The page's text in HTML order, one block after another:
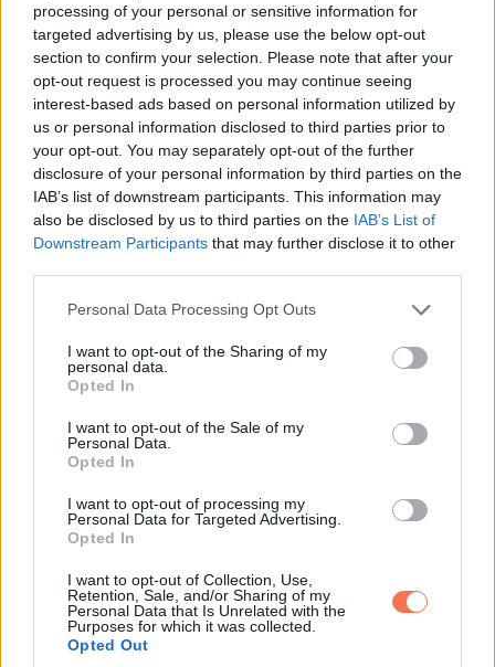
processing of your personal or sensitive information for
targeted advertising by us, please use the below opt-out
section to confirm your selection. Please note that after your
opt-out request is processed you may continue seeing
interest-based ads based on personal information utilized by
us or personal information disclosed to third parties prior to
your opt-out. You may separately opt-out of the further
disclosure of your personal information by third parties on the
IAB’s list of downstream participants. This information may
also be disclosed by us to third parties on the IAB’s List of
Downstream Participants that may further disclose it to other
Please note that this website/app uses one or more Google
not limited to your visit or usage behaviour. You may click to
grant or deny consent to Google and its third-party tags to
use your data for below specified purposes in below Google
consent section.
Personal Data Processing Opt Outs
I want to opt-out of the Sharing of my
personal data.
Opted In
I want to opt-out of the Sale of my
Personal Data.
Opted In
I want to opt-out of processing my
Personal Data for Targeted Advertising.
Opted In
I want to opt-out of Collection, Use,
Retention, Sale, and/or Sharing of my
Personal Data that Is Unrelated with the
Purposes for which it was collected.
Opted Out
„Ez a dögös hófehérke, amit pár hete szereztem egy